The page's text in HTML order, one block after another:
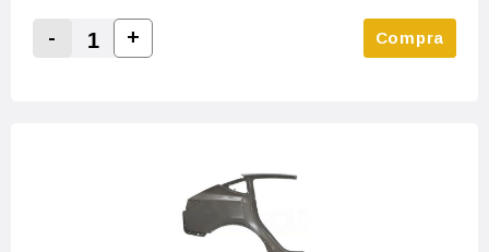
Decrease Quantity:
-
Increase Quantity:
+ Compra